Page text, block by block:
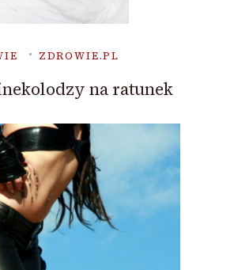
ZDROWIE.PL
na ratunek